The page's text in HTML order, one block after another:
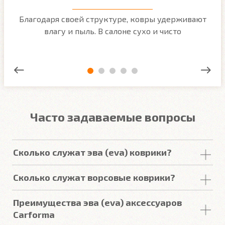
Благодаря своей структуре, ковры удерживают
влагу и пыль. В салоне сухо и чисто
Часто задаваемые вопросы
Сколько служат эва (eva) коврики?
покрытий изЕВА в среднем составляет 2-3
.
увеличивающие срок службы.
Сколько служат ворсовые коврики?
составляет от 2 до 5лет. У некоторых наших
клиентовони прослужили более 10
Преимущества эва (eva) аксессуаров
Carforma